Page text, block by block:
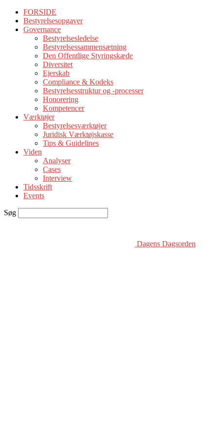
FORSIDE
Bestyrelsesopgaver
Governance
Bestyrelsesledelse
Bestyrelsessammensætning
Den Offentlige Styringskæde
Diversitet
Ejerskab
Compliance & Kodeks
Bestyrelsesstruktur og -processer
Honorering
Kompetencer
Værktøjer
Bestyrelsesværktøjer
Juridisk Værktøjskasse
Tips & Guidelines
Viden
Analyser
Cases
Interview
Tidsskrift
Events
Søg
Dagens Dagsorden